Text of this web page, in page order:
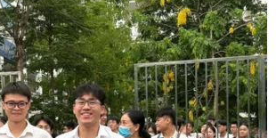
tướng và hơn 100 quan
của ông Bashir